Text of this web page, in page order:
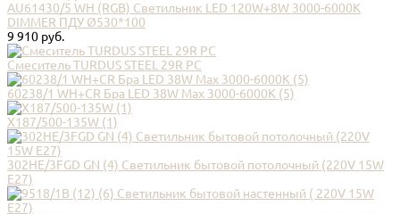
AU61430/5 WH (RGB) Cветильник LED 120W+8W 3000-6000K
DIMMER ПДУ Ø530*100
9 910 руб.
Смеситель TURDUS STEEL 29R PC
60238/1 WH+CR Бра LED 38W Max 3000-6000K (5)
X187/500-135W (1)
302HE/3FGD GN (4) Светильник бытовой потолочный (220V 15W
E27)